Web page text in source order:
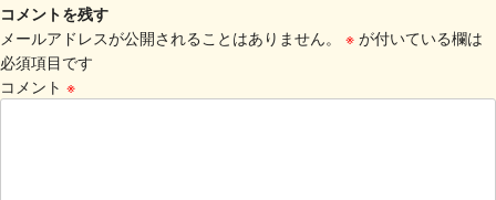
コメントを残す
メールアドレスが公開されることはありません。
※ が付いている欄は
必須項目です
コメント ※